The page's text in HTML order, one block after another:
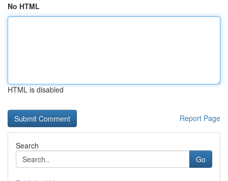
No HTML
HTML is disabled
Report Page
Search
Go